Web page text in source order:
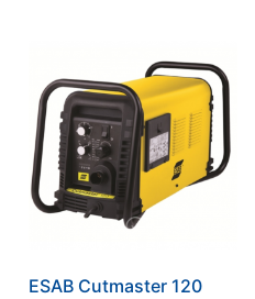
ESAB Cutmaster 120